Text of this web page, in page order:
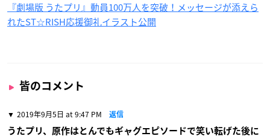
『劇場版 うたプリ』動員100万人を突破！メッセージが添えら
れたST☆RISH応援御礼イラスト公開
皆のコメント
2019年9月5日 at 9:47 PM 返信
うたプリ、原作はとんでもギャグエピソードで笑い転げた後に